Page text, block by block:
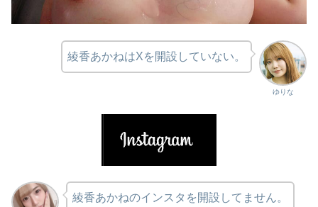
ゆりな
綾香あかねはXを開設していない。
綾香あかねのインスタを開設してません。